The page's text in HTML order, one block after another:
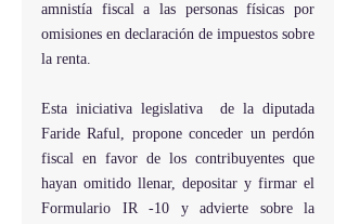
amnistía fiscal a las personas físicas por
omisiones en declaración de impuestos sobre
la renta.
Esta iniciativa legislativa  de la diputada
Faride Raful, propone conceder un perdón
fiscal en favor de los contribuyentes que
hayan omitido llenar, depositar y firmar el
Formulario IR -10 y advierte sobre la